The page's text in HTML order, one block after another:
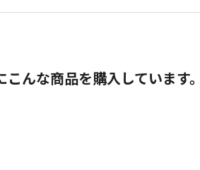
んな商品を購入しています。